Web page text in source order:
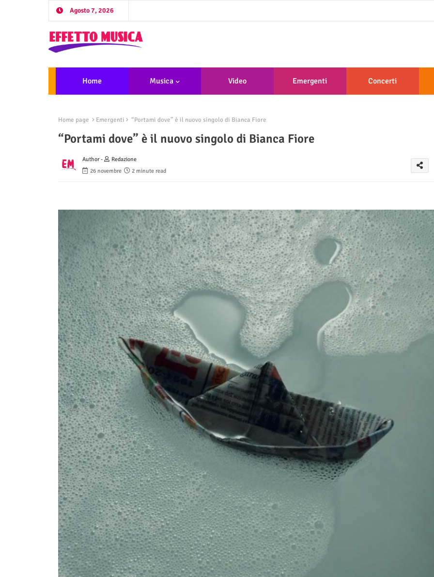
Agosto 7, 2026
Home Musica Video Emergenti Concerti
Home page Emergenti “Portami dove” è il nuovo singolo di Bianca Fiore
“Portami dove” è il nuovo singolo di Bianca Fiore
Author -
Redazione
26 novembre
2 minute read